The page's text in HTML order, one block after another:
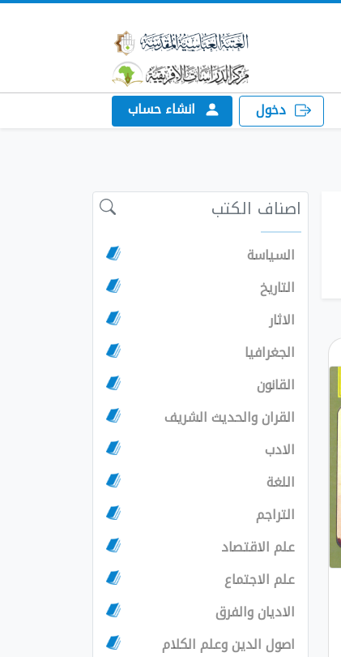
دخول انشاء حساب
اصناف الكتب
السياسة
التاريخ
الاثار
الجغرافيا
القانون
القران والحديث الشريف
الادب
اللغة
التراجم
علم الاقتصاد
علم الاجتماع
الاديان والفرق
اصول الدين وعلم الكلام